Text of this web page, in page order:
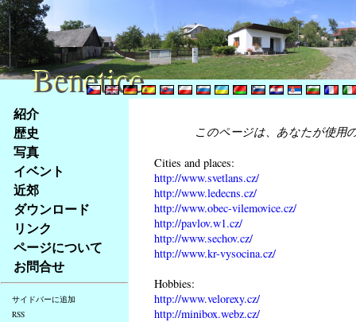
Na
obsah
stránky
Klávesové
zkratky
tomto
webu
základní
Hlavní
strana
紹介
歴史
写真
イベント
近郊
ダウンロード
リンク
ページについて
お問合せ
サイドバーに追加
RSS
このページは、あなたが使用
Cities and places:
http://www.svetlans.cz/
http://www.ledecns.cz/
http://www.obec-vilemovice.cz/
http://pavlov.w1.cz/
http://www.sechov.cz/
http://www.kr-vysocina.cz/
Hobbies:
http://www.velorexy.cz/
http://minibox.webz.cz/
Benetice
Benetice